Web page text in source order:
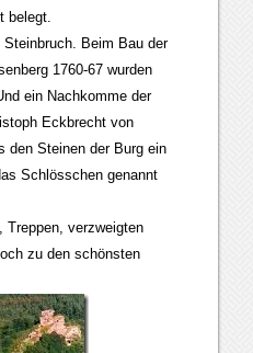
belegt.
Steinbruch. Beim Bau der
1760-67 wurden
ein Nachkomme der
Eckbrecht von
den Steinen der Burg ein
Schlösschen genannt
Treppen, verzweigten
zu den schönsten